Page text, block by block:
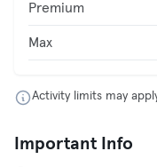
Premium
Max
Activity limits may
Important Info